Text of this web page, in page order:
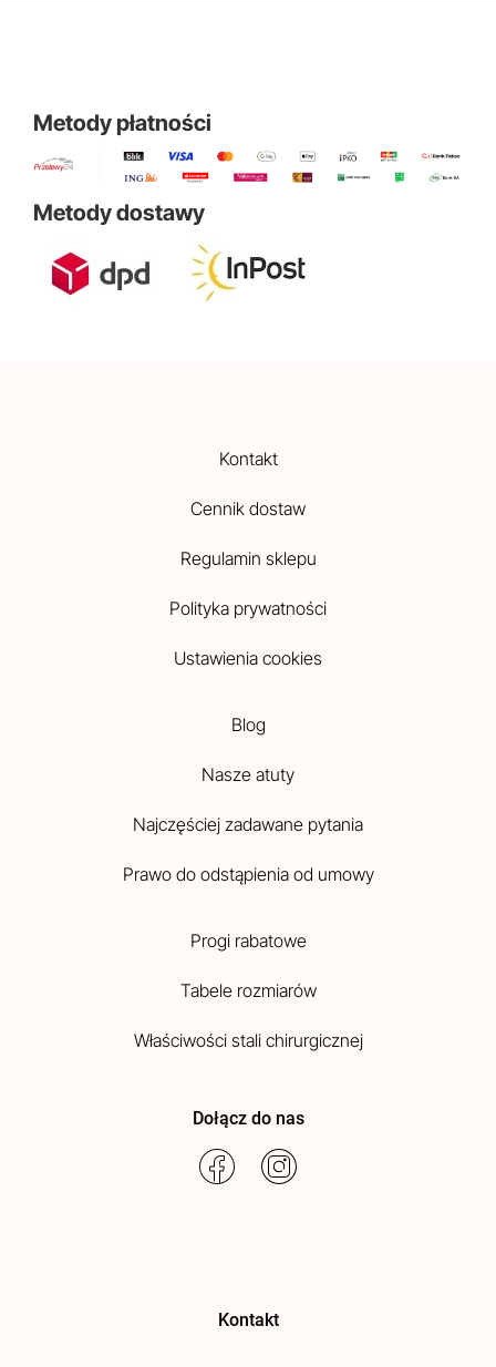
Metody płatności
Metody dostawy
Kontakt
Cennik dostaw
Regulamin sklepu
Polityka prywatności
Ustawienia cookies
Blog
Nasze atuty
Najczęściej zadawane pytania
Prawo do odstąpienia od umowy
Progi rabatowe
Tabele rozmiarów
Właściwości stali chirurgicznej
Dołącz do nas
Kontakt